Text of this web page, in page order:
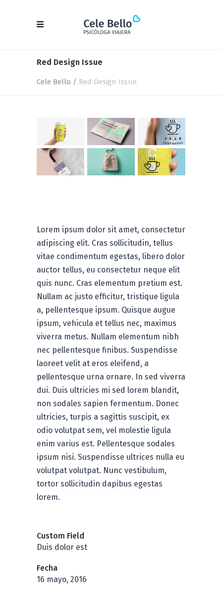
Red Design Issue
Cele Bello / Red Design Issue
Lorem ipsum dolor sit amet, consectetur
adipiscing elit. Cras sollicitudin, tellus
vitae condimentum egestas, libero dolor
auctor tellus, eu consectetur neque elit
quis nunc. Cras elementum pretium est.
Nullam ac justo efficitur, tristique ligula
a, pellentesque ipsum. Quisque augue
ipsum, vehicula et tellus nec, maximus
viverra metus. Nullam elementum nibh
nec pellentesque finibus. Suspendisse
laoreet velit at eros eleifend, a
pellentesque urna ornare. In sed viverra
dui. Duis ultricies mi sed lorem blandit,
non sodales sapien fermentum. Donec
ultricies, turpis a sagittis suscipit, ex
odio volutpat sem, vel molestie ligula
enim varius est. Pellentesque sodales
ipsum nisi. Suspendisse ultrices nulla eu
volutpat volutpat. Nunc vestibulum,
tortor sollicitudin dapibus egestas
lorem.
Custom Field
Duis dolor est
Fecha
16 mayo, 2016